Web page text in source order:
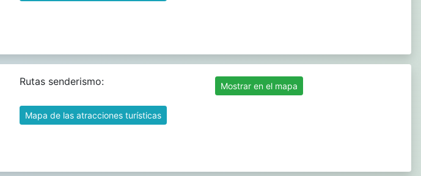
Rutas senderismo:
Mapa de las atracciones turísticas
Mostrar en el mapa